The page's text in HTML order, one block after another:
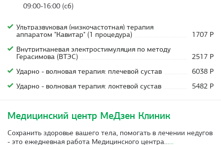
09:00-16:00 (сб)
Ультразвуковая (низкочастотная) терапия
аппаратом "Кавитар" (1 процедура)
1707 Р
Внутритканевая электростимуляция по методу
Герасимова (ВТЭС)
2517 Р
Ударно - волновая терапия: плечевой сустав
6038 Р
Ударно - волновая терапия: локтевой сустав
5482 Р
Медицинский центр МеДзен Клиник
Сохранить здоровье вашего тела, помогать в лечении недугов
- это ежедневная работа Медицинского центра…...